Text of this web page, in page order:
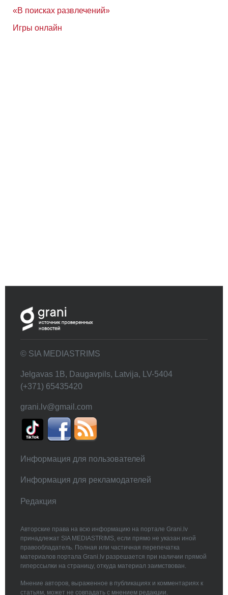
«В поисках развлечений»
Игры онлайн
© SIA MEDIASTRIMS
Jelgavas 1B, Daugavpils, Latvija, LV-5404
(+371) 65435420
grani.lv@gmail.com
Информация для пользователей
Информация для рекламодателей
Редакция
Авторские права на всю информацию на портале Grani.lv
принадлежат SIA MEDIASTRIMS, если прямо не указан иной
правообладатель. Полная или частичная перепечатка
материалов портала Grani.lv разрешается при наличии прямой
гиперссылки на страницу, откуда материал заимствован.
Мнение авторов, выраженное в публикациях и комментариях к
статьям, может не совпадать с мнением редакции.